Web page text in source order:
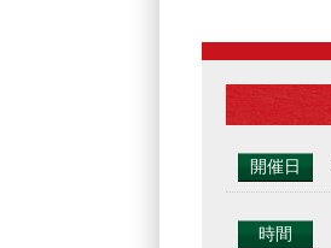
開催日
時間